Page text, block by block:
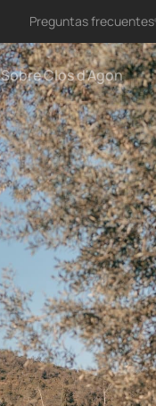
Preguntas frecuentes
Sobre Clos d'Agon